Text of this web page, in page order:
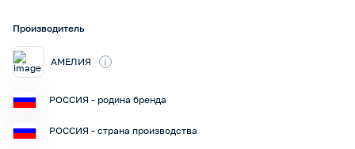
Производитель
АМЕЛИЯ i
РОССИЯ - родина бренда
РОССИЯ - страна производства